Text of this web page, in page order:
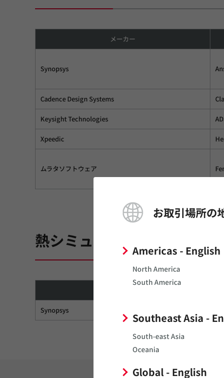
お取引場所の
Americas - English
North America
South America
Southeast Asia -
South-east Asia
Oceania
Global - English
メーカー
Synopsys
Cadence Design Systems
Keysight Technologies
Xpeedic
ムラタソフトウェア
熱シミュレーション
Synopsys